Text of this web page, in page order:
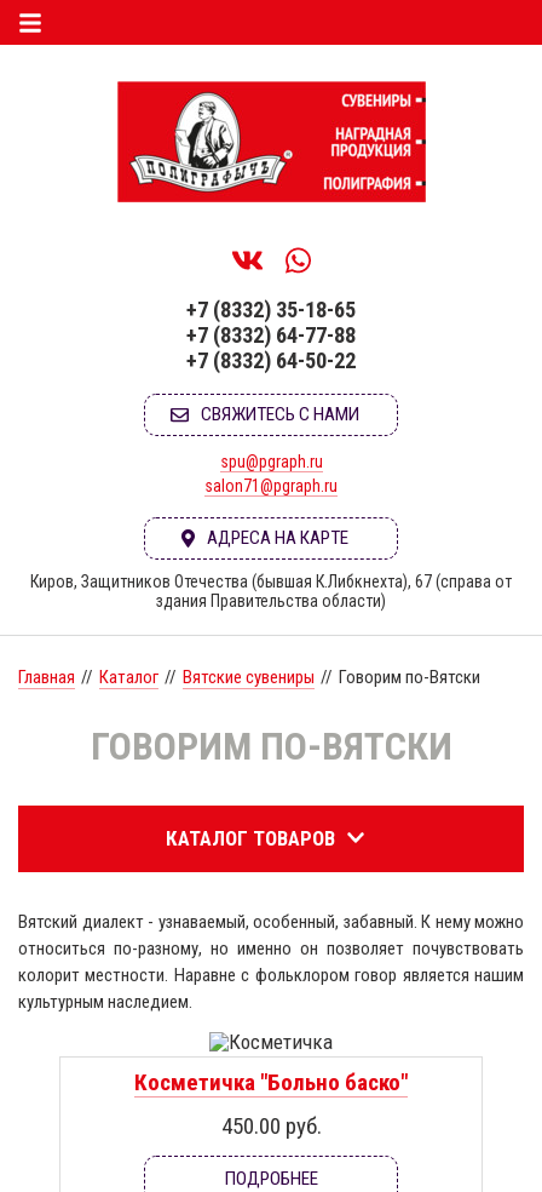
+7 (8332) 35-18-65
+7 (8332) 64-77-88
+7 (8332) 64-50-22
СВЯЖИТЕСЬ С НАМИ
spu@pgraph.ru
salon71@pgraph.ru
АДРЕСА НА КАРТЕ
Киров, Защитников Отечества (бывшая К.Либкнехта), 67 (справа от
здания Правительства области)
Главная // Каталог // Вятские сувениры // Говорим по-Вятски
ГОВОРИМ ПО-ВЯТСКИ
КАТАЛОГ ТОВАРОВ
Вятский диалект - узнаваемый, особенный, забавный. К нему можно
относиться по-разному, но именно он позволяет почувствовать
колорит местности. Наравне с фольклором говор является нашим
культурным наследием.
Косметичка "Больно баско"
450.00 руб.
ПОДРОБНЕЕ